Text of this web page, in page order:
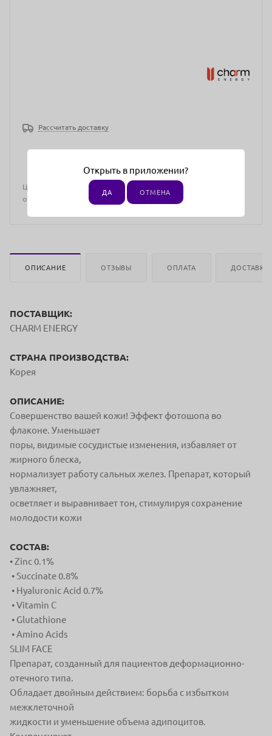
Рассчитать доставку
Цена действительна только для интернет-магазина и может
отличаться от цен в розничных магазинах
ОПИСАНИЕ ОТЗЫВЫ ОПЛАТА ДОСТАВКА
ПОСТАВЩИК:
CHARM ENERGY
СТРАНА ПРОИЗВОДСТВА:
Корея
ОПИСАНИЕ:
Совершенство вашей кожи! Эффект фотошопа во
флаконе. Уменьшает
поры, видимые сосудистые изменения, избавляет от
жирного блеска,
нормализует работу сальных желез. Препарат, который
увлажняет,
осветляет и выравнивает тон, стимулируя сохранение
молодости кожи
СОСТАВ:
• Zinc 0.1%
• Succinate 0.8%
• Hyaluronic Acid 0.7%
• Vitamin C
• Glutathione
• Amino Acids
SLIM FACE
Препарат, созданный для пациентов деформационно-
отечного типа.
Обладает двойным действием: борьба с избытком
межклеточной
жидкости и уменьшение объема адипоцитов.
Открыть в приложении?
ДА ОТМЕНА